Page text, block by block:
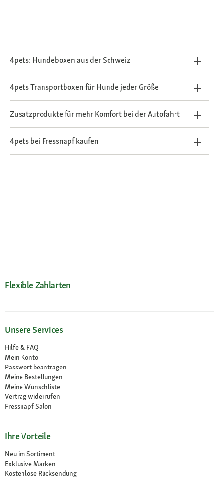
4pets: Hundeboxen aus der Schweiz
4pets Transportboxen für Hunde jeder Größe
Zusatzprodukte für mehr Komfort bei der Autofahrt
4pets bei Fressnapf kaufen
Flexible Zahlarten
Unsere Services
Hilfe & FAQ
Mein Konto
Passwort beantragen
Meine Bestellungen
Meine Wunschliste
Vertrag widerrufen
Fressnapf Salon
Ihre Vorteile
Neu im Sortiment
Exklusive Marken
Kostenlose Rücksendung